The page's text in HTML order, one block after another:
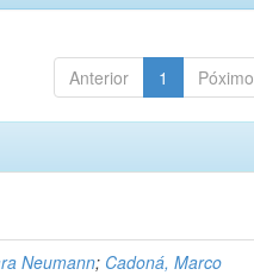
Anterior 1 Póximo
Neumann; Cadoná, Marco